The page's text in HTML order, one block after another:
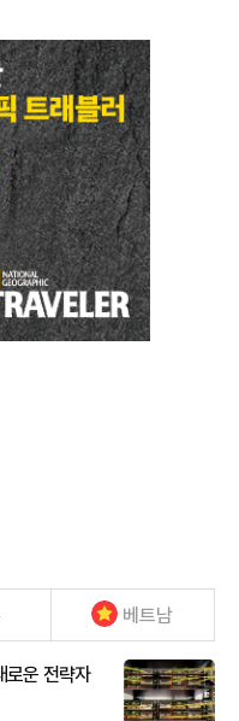
베트남
로운 전략자